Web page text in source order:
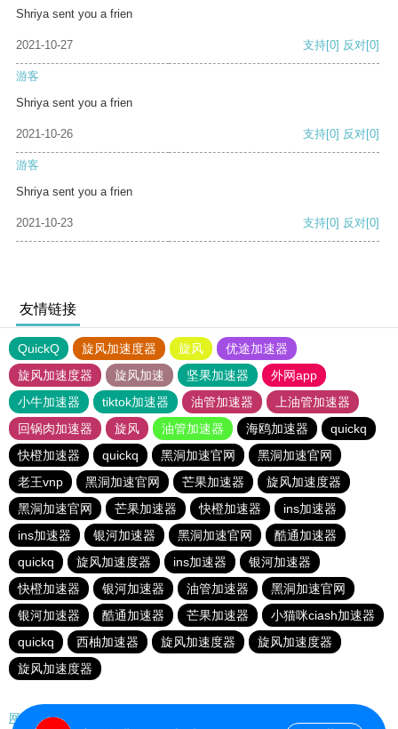
Shriya sent you a frien
2021-10-27 支持[0] 反对[0]
游客
Shriya sent you a frien
2021-10-26 支持[0] 反对[0]
游客
Shriya sent you a frien
2021-10-23 支持[0] 反对[0]
友情链接
QuickQ 旋风加速度器 旋风
优途加速器
旋风加速度器
旋风加速 坚果加速器
外网app
小牛加速器
tiktok加速器 油管加速器
上油管加速器
回锅肉加速器
旋风 油管加速器 海鸥加速器
quickq
快橙加速器
quickq 黑洞加速官网
黑洞加速官网
老王vnp
黑洞加速官网 芒果加速器
旋风加速度器
黑洞加速官网
芒果加速器 快橙加速器
ins加速器
ins加速器
银河加速器 黑洞加速官网
酷通加速器
quickq
旋风加速度器 ins加速器
银河加速器
快橙加速器
银河加速器 油管加速器
黑洞加速官网
银河加速器
酷通加速器 芒果加速器
小猫咪ciash加速器
quickq
西柚加速器 旋风加速度器
旋风加速度器
旋风加速度器
网站地图